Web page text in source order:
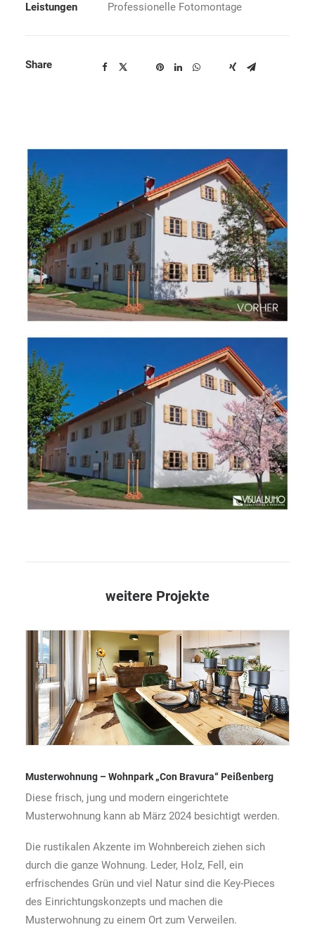
Leistungen
Professionelle Fotomontage
Share
weitere Projekte
Musterwohnung – Wohnpark „Con Bravura“ Peißenberg
Diese frisch, jung und modern eingerichtete
Musterwohnung kann ab März 2024 besichtigt werden.
Die rustikalen Akzente im Wohnbereich ziehen sich
durch die ganze Wohnung. Leder, Holz, Fell, ein
erfrischendes Grün und viel Natur sind die Key-Pieces
des Einrichtungskonzepts und machen die
Musterwohnung zu einem Ort zum Verweilen.